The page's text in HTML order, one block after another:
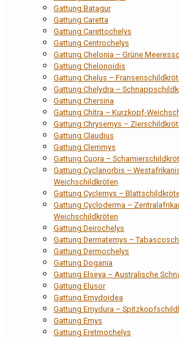
Gattung Batagur
Gattung Caretta
Gattung Carettochelys
Gattung Centrochelys
Gattung Chelonia – Grüne
Gattung Chelonoidis
Gattung Chelus –
Gattung Chelydra –
Gattung Chersina
Gattung Chitra – Kurzkopf-
Gattung Chrysemys –
Gattung Claudius
Gattung Clemmys
Gattung Cuora –
Gattung Cyclanorbis –
Weichschildkröten
Gattung Cyclemys –
Gattung Cycloderma –
Weichschildkröten
Gattung Deirochelys
Gattung Dermatemys –
Gattung Dermochelys
Gattung Dogania
Gattung Elseya – Australische
Gattung Elusor
Gattung Emydoidea
Gattung Emydura –
Gattung Emys
Gattung Eretmochelys